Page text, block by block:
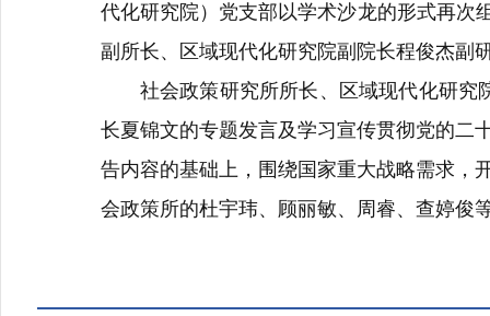
代化研究院）党支部以学术沙龙的形式再次
副所长、区域现代化研究院副院长程俊杰副
社会政策研究所所长、区域现代化研究
长夏锦文的专题发言及学习宣传贯彻党的二
告内容的基础上，围绕国家重大战略需求，
会政策所的杜宇玮、顾丽敏、周睿、查婷俊